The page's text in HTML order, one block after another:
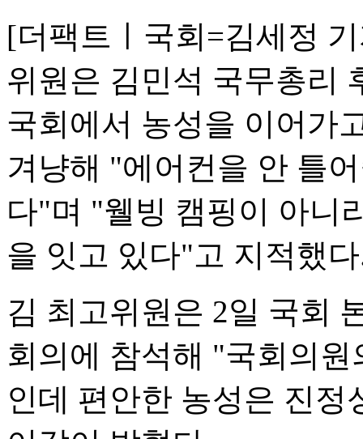
[더팩트ㅣ국회=김세정
위원은 김민석 국무총리
국회에서 농성을 이어가
겨냥해 "에어컨을 안 틀
다"며 "웰빙 캠핑이 아니
을 잇고 있다"고 지적했
김 최고위원은 2일 국회
회의에 참석해 "국회의
인데 편안한 농성은 진